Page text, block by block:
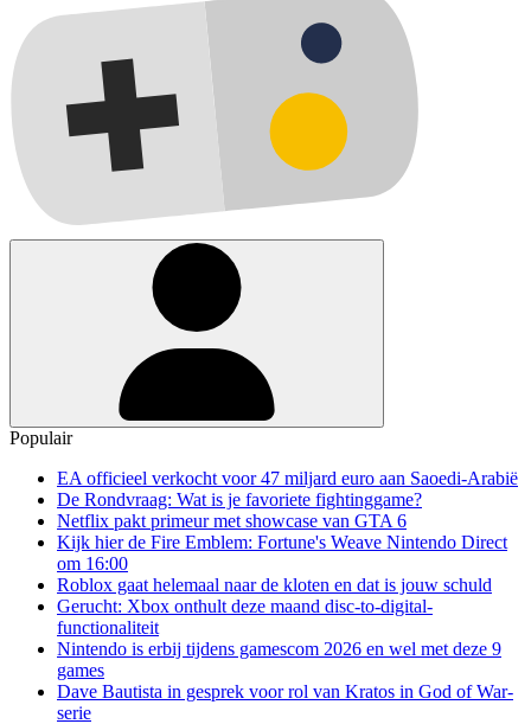
Populair
EA officieel verkocht voor 47 miljard euro aan Saoedi-Arabië
De Rondvraag: Wat is je favoriete fightinggame?
Netflix pakt primeur met showcase van GTA 6
Kijk hier de Fire Emblem: Fortune's Weave Nintendo Direct
om 16:00
Roblox gaat helemaal naar de kloten en dat is jouw schuld
Gerucht: Xbox onthult deze maand disc-to-digital-
functionaliteit
Nintendo is erbij tijdens gamescom 2026 en wel met deze 9
games
Dave Bautista in gesprek voor rol van Kratos in God of War-
serie